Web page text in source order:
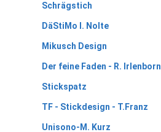
Schrägstich
DäStiMo I. Nolte
Mikusch Design
Der feine Faden - R. Irlenborn
Stickspatz
TF - Stickdesign - T.Franz
Unisono-M. Kurz